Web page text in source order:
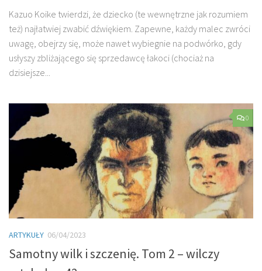
Kazuo Koike twierdzi, że dziecko (te wewnętrzne jak rozumiem
też) najłatwiej zwabić dźwiękiem. Zapewne, każdy malec zwróci
uwagę, obejrzy się, może nawet wybiegnie na podwórko, gdy
usłyszy zbliżającego się sprzedawcę łakoci (chociaż na
dzisiejsze...
0
ARTYKUŁY 06/04/2023
Samotny wilk i szczenię. Tom 2 – wilczy